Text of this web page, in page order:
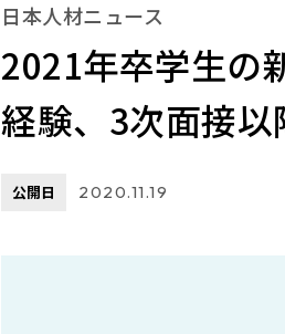
日本人材ニュース
2021年卒学生の
経験、3次面接
公開日 2020.11.19